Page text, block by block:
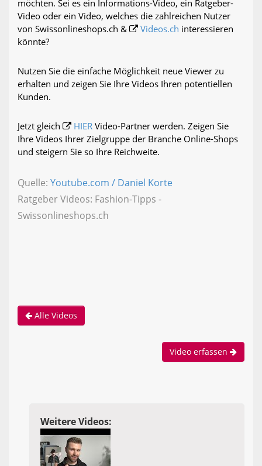
möchten. Sei es ein Informations-Video, ein Ratgeber-
Video oder ein Video, welches die zahlreichen Nutzer
von Swissonlineshops.ch &
Videos.ch interessieren
könnte?
Nutzen Sie die einfache Möglichkeit neue Viewer zu
erhalten und zeigen Sie Ihre Videos Ihren potentiellen
Kunden.
Jetzt gleich HIER Video-Partner werden. Zeigen Sie
Ihre Videos Ihrer Zielgruppe der Branche Online-Shops
und steigern Sie so Ihre Reichweite.
Quelle: Youtube.com / Daniel Korte
Ratgeber Videos: Fashion-Tipps -
Swissonlineshops.ch
Alle Videos
Video erfassen
Weitere Videos: